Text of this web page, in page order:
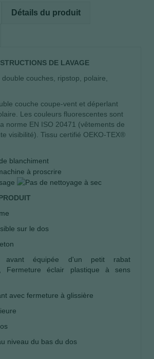
Détails du produit
DE LAVAGE
couches, ripstop, polaire,
couche coupe-vent et déperlant
Les couleurs fluorescentes sont
norme EN ISO 20471 (vêtements de
visibilité). Tissu certifié OEKO-TEX®
sur le dos
avant équipée d'un petit rabat
Fermeture éclair plastique à sens
avec fermeture à glissière
niveau du bas du dos